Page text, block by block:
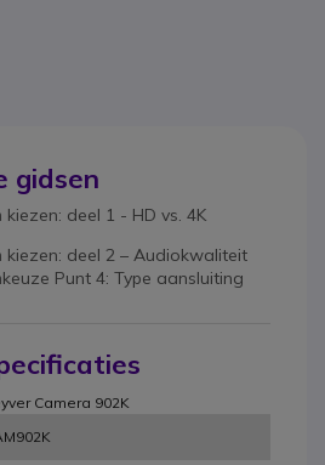
gidsen
deel 1 - HD vs. 4K
kiezen: deel 2 – Audiokwaliteit
Punt 4: Type aansluiting
Camera 902K